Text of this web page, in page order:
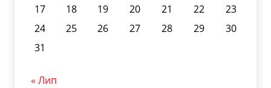
17
18 19 20 21 22
23
24
25 26 27 28 29
30
31
« Лип